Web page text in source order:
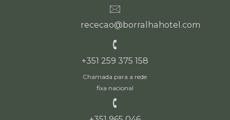
rececao@borralhahotel.com
+351 259 375 158
Chamada para a rede
fixa nacional